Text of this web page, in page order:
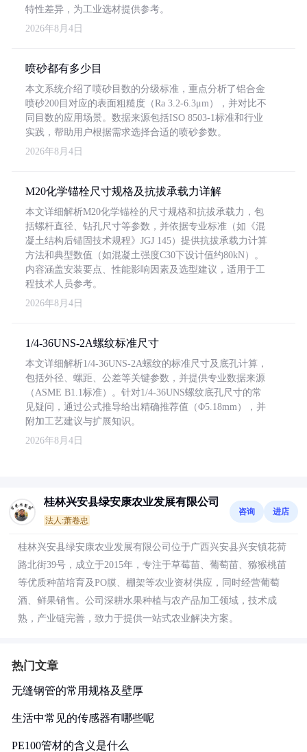
特性差异，为工业选材提供参考。
2026年8月4日
喷砂都有多少目
本文系统介绍了喷砂目数的分级标准，重点分析了铝合金
喷砂200目对应的表面粗糙度（Ra 3.2-6.3μm），并对比不
同目数的应用场景。数据来源包括ISO 8503-1标准和行业
实践，帮助用户根据需求选择合适的喷砂参数。
2026年8月4日
M20化学锚栓尺寸规格及抗拔承载力详解
本文详细解析M20化学锚栓的尺寸规格和抗拔承载力，包
括螺杆直径、钻孔尺寸等参数，并依据专业标准（如《混
凝土结构后锚固技术规程》JGJ 145）提供抗拔承载力计算
方法和典型数值（如混凝土强度C30下设计值约80kN）。
内容涵盖安装要点、性能影响因素及选型建议，适用于工
程技术人员参考。
2026年8月4日
1/4-36UNS-2A螺纹标准尺寸
本文详细解析1/4-36UNS-2A螺纹的标准尺寸及底孔计算，
包括外径、螺距、公差等关键参数，并提供专业数据来源
（ASME B1.1标准）。针对1/4-36UNS螺纹底孔尺寸的常
见疑问，通过公式推导给出精确推荐值（Φ5.18mm），并
附加工艺建议与扩展知识。
2026年8月4日
桂林兴安县绿安康农业发展有限公司
法人:萧卷忠
咨询 进店
桂林兴安县绿安康农业发展有限公司位于广西兴安县兴安镇花荷
路北街39号，成立于2015年，专注于草莓苗、葡萄苗、猕猴桃苗
等优质种苗培育及PO膜、棚架等农业资材供应，同时经营葡萄
酒、鲜果销售。公司深耕水果种植与农产品加工领域，技术成
熟，产业链完善，致力于提供一站式农业解决方案。
热门文章
无缝钢管的常用规格及壁厚
生活中常见的传感器有哪些呢
PE100管材的含义是什么